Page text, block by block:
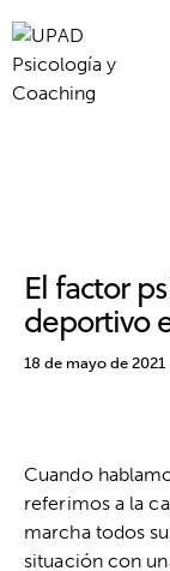
El factor
deportivo
18 de mayo de 2021
Cuando
referimos a la
marcha todos
situación con